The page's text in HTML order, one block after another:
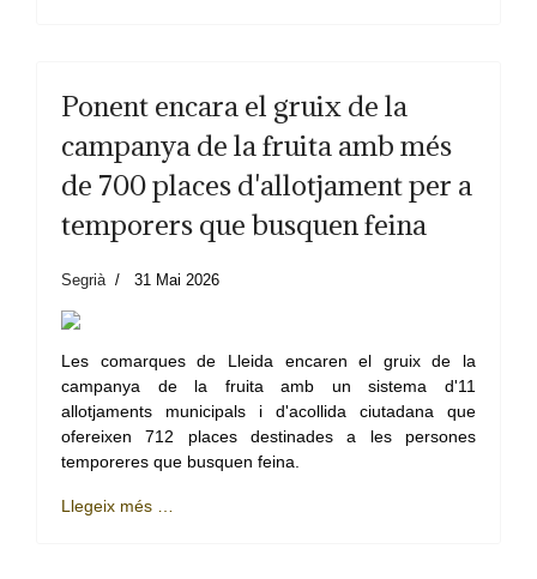
Ponent encara el gruix de la
campanya de la fruita amb més
de 700 places d'allotjament per a
temporers que busquen feina
Segrià 31 Mai 2026
Les comarques de Lleida encaren el gruix de la
campanya de la fruita amb un sistema d'11
allotjaments municipals i d'acollida ciutadana que
ofereixen 712 places destinades a les persones
temporeres que busquen feina.
Llegeix més …